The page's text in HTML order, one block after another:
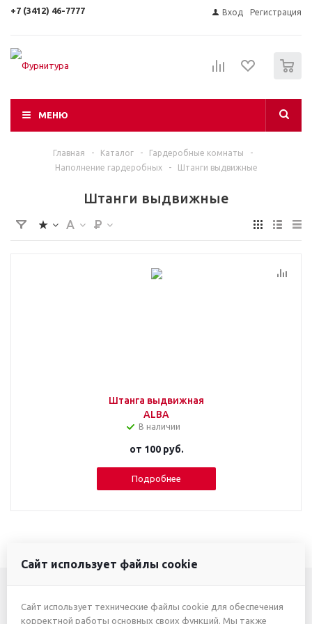
+7 (3412) 46-7777 Вход Регистрация
МЕНЮ
Главная - Каталог - Гардеробные комнаты
-
Наполнение гардеробных
- Штанги выдвижные
Штанги выдвижные
Штанга выдвижная
ALBA
В наличии
от 100 руб.
Подробнее
+7 (3412) 46-7777
Сайт использует файлы cookie
Сайт использует технические файлы cookie для обеспечения
корректной работы основных своих функций. Мы также